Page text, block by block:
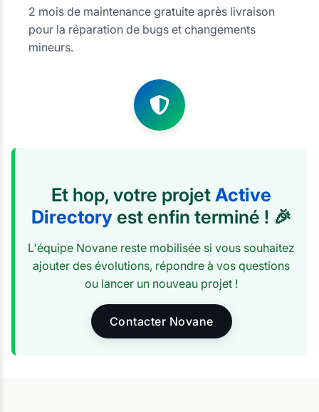
2 mois de maintenance gratuite après livraison
pour la réparation de bugs et changements
mineurs.
Et hop, votre projetActive
Directoryest enfin terminé ! 🎉
L'équipe Novane reste mobilisée si vous souhaitez
ajouter des évolutions, répondre à vos questions
ou lancer un nouveau projet !
Contacter Novane